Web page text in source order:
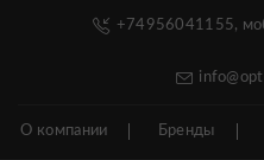
+74956041155,
О компании Бренды